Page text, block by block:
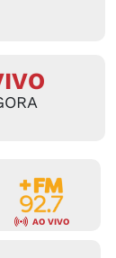
AO VIVO